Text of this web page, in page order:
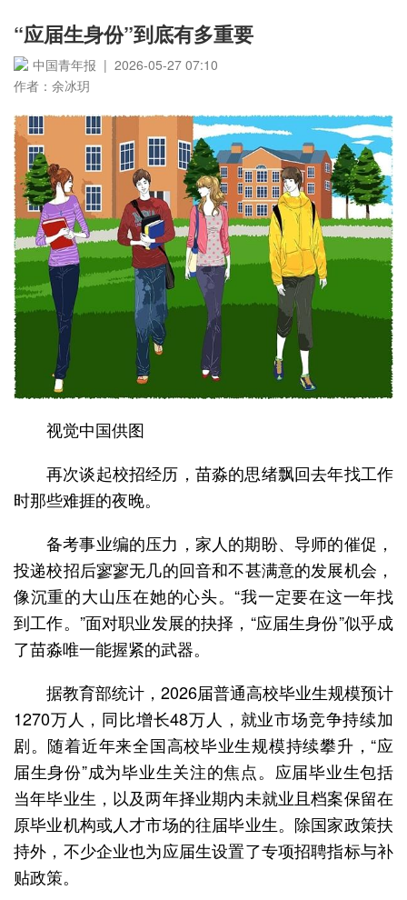
“应届生身份”到底有多重要
中国青年报 | 2026-05-27 07:10
作者：余冰玥
视觉中国供图
再次谈起校招经历，苗淼的思绪飘回去年找工作
时那些难捱的夜晚。
备考事业编的压力，家人的期盼、导师的催促，
投递校招后寥寥无几的回音和不甚满意的发展机会，
像沉重的大山压在她的心头。“我一定要在这一年找
到工作。”面对职业发展的抉择，“应届生身份”似乎成
了苗淼唯一能握紧的武器。
据教育部统计，2026届普通高校毕业生规模预计
1270万人，同比增长48万人，就业市场竞争持续加
剧。随着近年来全国高校毕业生规模持续攀升，“应
届生身份”成为毕业生关注的焦点。应届毕业生包括
当年毕业生，以及两年择业期内未就业且档案保留在
原毕业机构或人才市场的往届毕业生。除国家政策扶
持外，不少企业也为应届生设置了专项招聘指标与补
贴政策。